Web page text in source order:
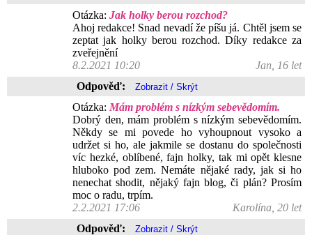
Otázka: Jak holky berou rozchod?
Ahoj redakce! Snad nevadí že píšu já. Chtěl jsem se
zeptat jak holky berou rozchod. Díky redakce za
zveřejnění
8.2.2021 10:20
Jan, 16 let
Odpověď:
Otázka: Mám problém s nízkým sebevědomím.
Dobrý den, mám problém s nízkým sebevědomím.
Někdy se mi povede ho vyhoupnout vysoko a
udržet si ho, ale jakmile se dostanu do společnosti
víc hezké, oblíbené, fajn holky, tak mi opět klesne
hluboko pod zem. Nemáte nějaké rady, jak si ho
nenechat shodit, nějaký fajn blog, či plán? Prosím
moc o radu, trpím.
2.2.2021 17:06
Karolína, 20 let
Odpověď: